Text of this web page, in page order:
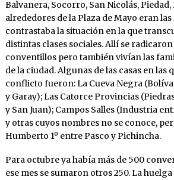
Balvanera, Socorro, San Nicolás, Piedad,
alrededores de la Plaza de Mayo eran
contrastaba la situación en la que
distintas clases sociales. Allí se
conventillos pero también vivían las
de la ciudad. Algunas de las casas en las
conflicto fueron: La Cueva Negra
y Garay); Las Catorce Provincias
y San Juan); Campos Salles (Industria
y otras cuyos nombres no se conoce,
Humberto 1º entre Pasco y Pichincha.
Para octubre ya había más de 500
ese mes se sumaron otros 250. La